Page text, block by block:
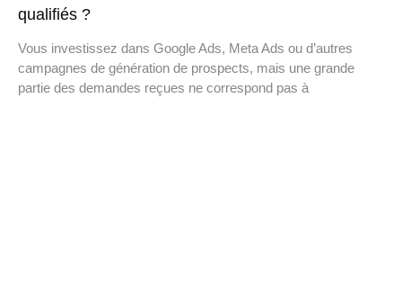
qualifiés ?
Vous investissez dans Google Ads, Meta Ads ou d’autres
campagnes de génération de prospects, mais une grande
partie des demandes reçues ne correspond pas à